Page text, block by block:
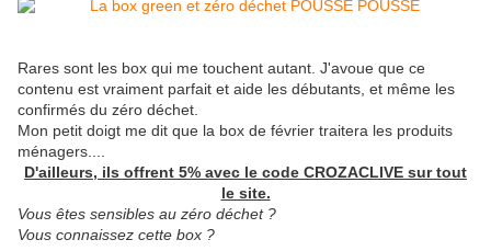
Rares sont les box qui me touchent autant. J'avoue que ce
contenu est vraiment parfait et aide les débutants, et même les
confirmés du zéro déchet.
Mon petit doigt me dit que la box de février traitera les produits
ménagers....
D'ailleurs, ils offrent 5% avec le code CROZACLIVE sur tout
le site.
Vous êtes sensibles au zéro déchet ?
Vous connaissez cette box ?